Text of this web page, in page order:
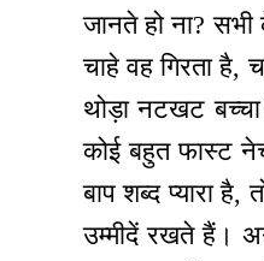
जानते हो ना?
चाहे वह गिरता
थोड़ा नटखट
कोई बहुत फास्ट
बाप शब्द प्यारा
उम्मीदें रखते हैं।